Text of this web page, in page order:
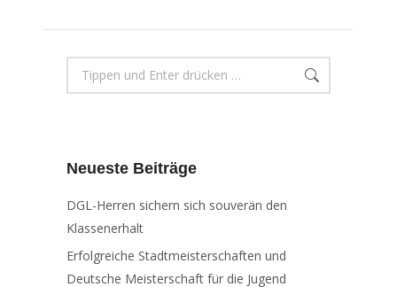
Search:
Neueste Beiträge
DGL-Herren sichern sich souverän den
Klassenerhalt
Erfolgreiche Stadtmeisterschaften und
Deutsche Meisterschaft für die Jugend